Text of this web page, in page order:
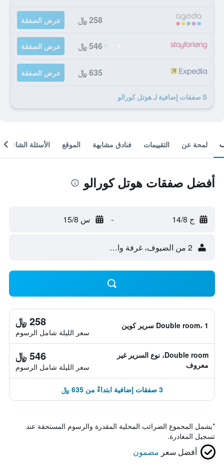
258 ﷼ عرض الصفقة
546 ﷼ عرض الصفقة
635 ﷼ عرض الصفقة
5 صفقات إضافية لـ هوتل كورالو
لمحة عن التقييمات فنادق مشابهة الموقع الأسئلة الشائعة
أفضل صفقات هوتل كورالو
ج 14/8 - س 15/8
2 من الضيوف، غرفة واحدة
Double room، 1 سرير كوين 258 ﷼
سعر الليلة شامل الرسوم
Double room، نوع السرير غير
معروف
546 ﷼
سعر الليلة شامل الرسوم
3 صفقات إضافية ابتداءً من 635 ﷼
*يشمل المجموع الضرائب المحلية المقدرة والرسوم المستحقة عند
تسجيل المغادرة.
أفضل سعر مضمون